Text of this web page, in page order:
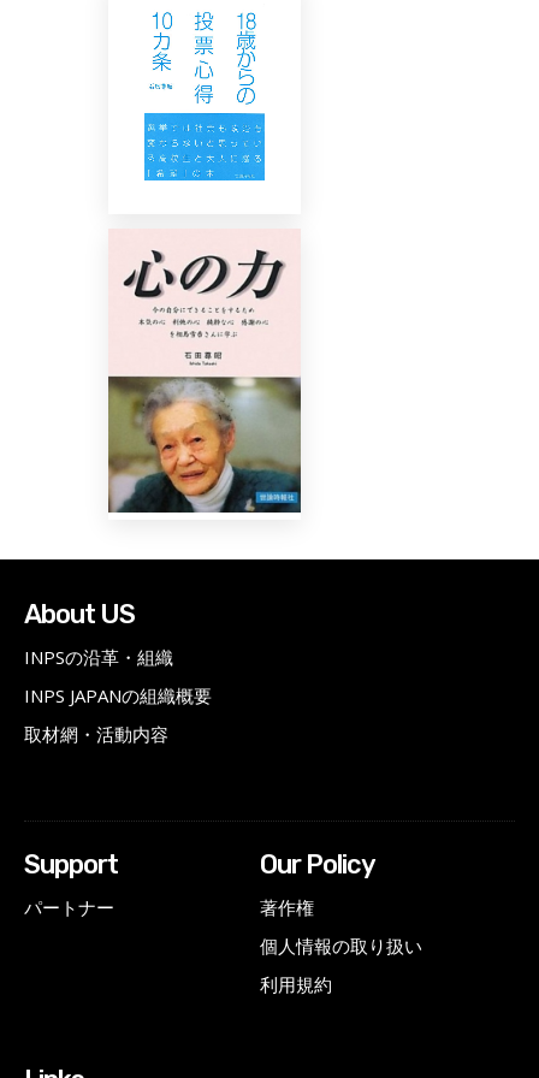
About US
INPSの沿革・組織
INPS JAPANの組織概要
取材網・活動内容
Support
パートナー
Our Policy
著作権
個人情報の取り扱い
利用規約